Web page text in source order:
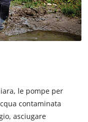
le pompe per
contaminata
asciugare